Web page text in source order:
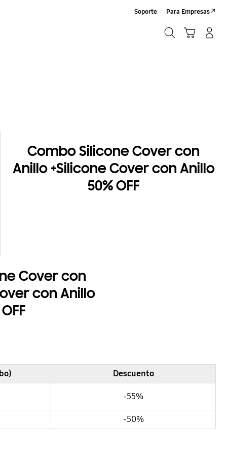
Soporte Para Empresas
25. 2021
Combo Silicone Cover con
Anillo +Silicone Cover con Anillo
50% OFF
Cover con
con Anillo
Descuento
-55%
-50%